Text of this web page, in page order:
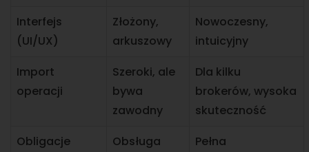
Interfejs
(UI/UX)
Złożony,
arkuszowy
Nowoczesny,
intuicyjny
Import
operacji
Szeroki, ale
bywa
zawodny
Dla kilku
brokerów, wysoka
skuteczność
Obligacje
Obsługa
Pełna